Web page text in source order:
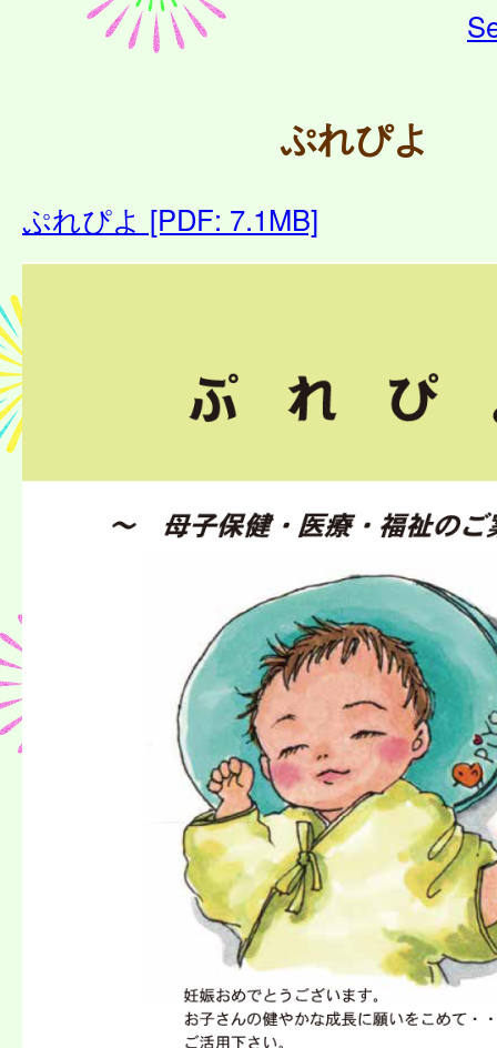
ぷれぴよ
ぷれぴよ [PDF: 7.1MB]